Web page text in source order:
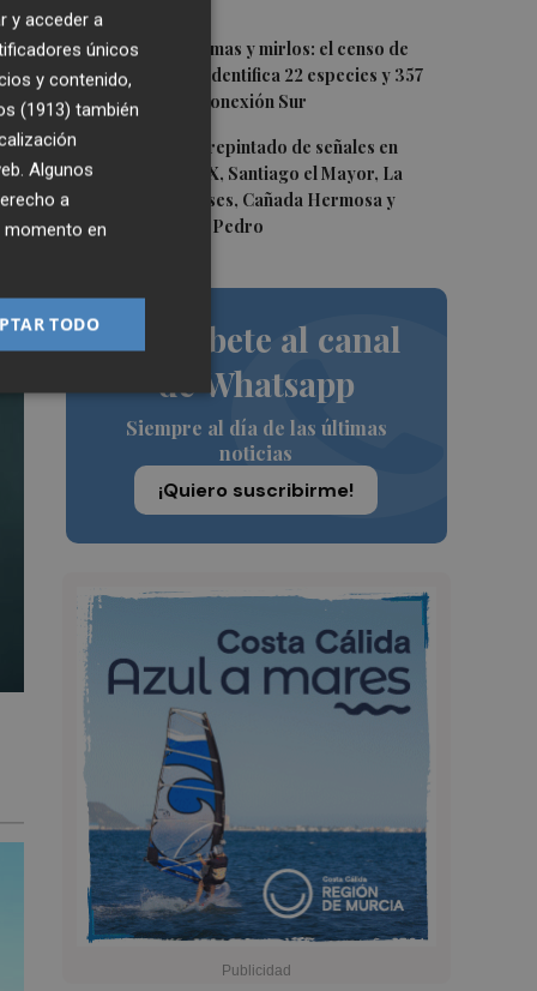
4 Gorriones, palomas y mirlos: el censo de
aves de Murcia identifica 22 especies y 357
ejemplares en Conexión Sur
5
Murcia inicia el repintado de señales en
Patiño, San Pío X, Santiago el Mayor, La
Murta, Valladolises, Cañada Hermosa y
Cañadas de San Pedro
Suscríbete al canal
de Whatsapp
Siempre al día de las últimas
noticias
¡Quiero suscribirme!
y acceder a
únicos
y contenido,
(1913) también
Algunos
a
momento en
TODO